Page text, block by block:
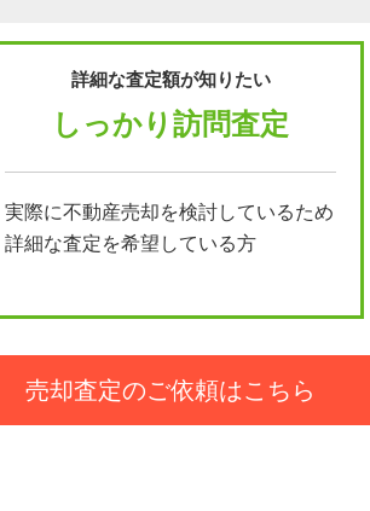
詳細な査定額が知りたい
しっかり訪問査定
実際に不動産売却を検討しているため
詳細な査定を希望している方
売却査定のご依頼はこちら